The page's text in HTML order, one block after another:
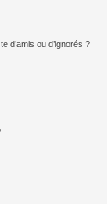
d’amis ou d’ignorés ?